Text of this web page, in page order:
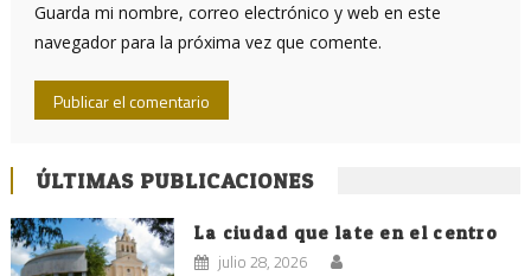
Guarda mi nombre, correo electrónico y web en este
navegador para la próxima vez que comente.
ÚLTIMAS PUBLICACIONES
La ciudad que late en el centro
julio 28, 2026